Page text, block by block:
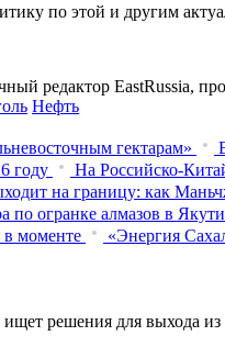
по этой и другим
редактор EastRussia,
Нефть
гектарам»
году
На Российско-
на границу: как
по огранке алмазов в
в моменте
«Энергия
решения для выхода из